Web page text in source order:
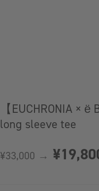
【EUCHRONIA ×
long sleeve tee
¥33,000 →